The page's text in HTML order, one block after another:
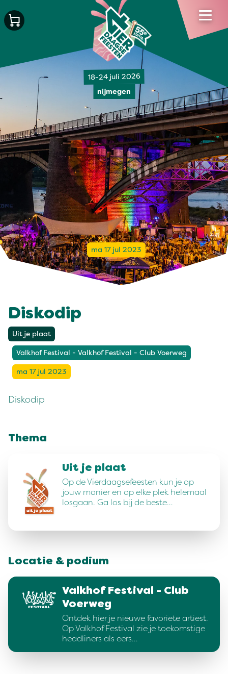
18-24 juli 2026
nijmegen
ma 17 jul 2023
Diskodip
Uit je plaat
Valkhof Festival - Valkhof Festival - Club Voerweg
ma 17 jul 2023
Diskodip
Thema
Uit je plaat
Op de Vierdaagsefeesten kun je op
jouw manier en op elke plek helemaal
losgaan. Ga los bij de beste…
Locatie & podium
Valkhof Festival - Club
Voerweg
Ontdek hier je nieuwe favoriete artiest.
Op Valkhof Festival zie je toekomstige
headliners als eers…